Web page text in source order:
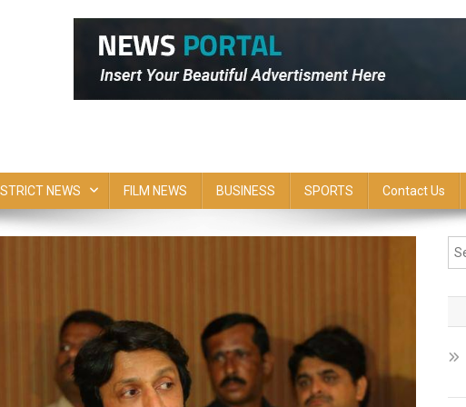
NEWS FILM NEWS BUSINESS SPORTS Contact Us